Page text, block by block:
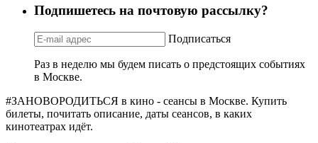
Подпишетесь на почтовую рассылку?
Подписаться
Раз в неделю мы будем писать о предстоящих событиях
в Москве.
#ЗАНОВОРОДИТЬСЯ в кино - сеансы в Москве. Купить
билеты, почитать описание, даты сеансов, в каких
кинотеатрах идёт.